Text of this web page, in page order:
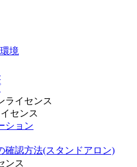
境
ライセンス
センス
ション
確認方法(スタンドアロン)
ンス